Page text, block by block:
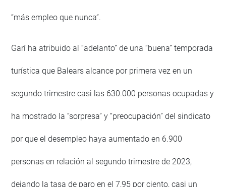
“más empleo que nunca”.
Garí ha atribuido al “adelanto” de una “buena” temporada
turística que Balears alcance por primera vez en un
segundo trimestre casi las 630.000 personas ocupadas y
ha mostrado la “sorpresa” y “preocupación” del sindicato
por que el desempleo haya aumentado en 6.900
personas en relación al segundo trimestre de 2023,
dejando la tasa de paro en el 7,95 por ciento, casi un